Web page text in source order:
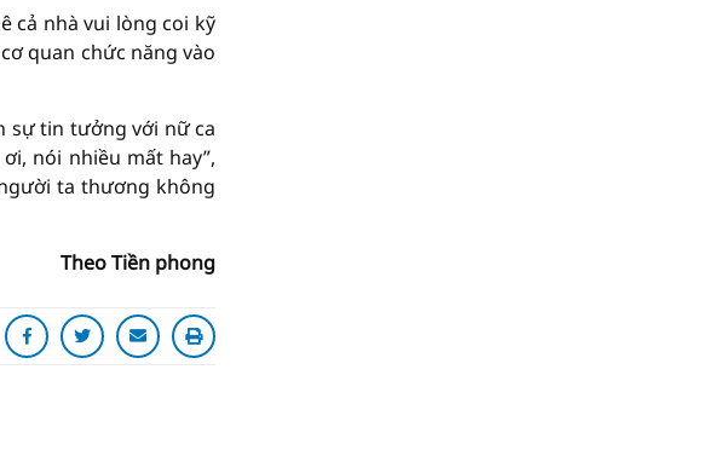
cả nhà vui lòng coi kỹ
quan chức năng vào
sự tin tưởng với nữ ca
nói nhiều mất hay”,
ta thương không
Theo Tiền phong